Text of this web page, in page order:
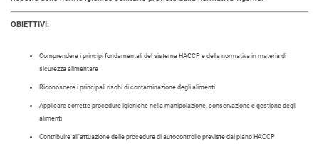
OBIETTIVI:
Comprendere i principi fondamentali del sistema HACCP e della normativa in materia di
sicurezza alimentare
Riconoscere i principali rischi di contaminazione degli alimenti
Applicare corrette procedure igieniche nella manipolazione, conservazione e gestione degli
alimenti
Contribuire all’attuazione delle procedure di autocontrollo previste dal piano HACCP